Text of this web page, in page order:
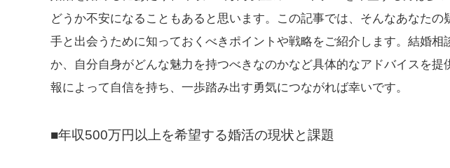
どうか不安になることもあると思います。この記事では、そんなあなた
手と出会うために知っておくべきポイントや戦略をご紹介します。結婚
か、自分自身がどんな魅力を持つべきなのかなど具体的なアドバイスを
報によって自信を持ち、一歩踏み出す勇気につながれば幸いです。
■年収500万円以上を希望する婚活の現状と課題